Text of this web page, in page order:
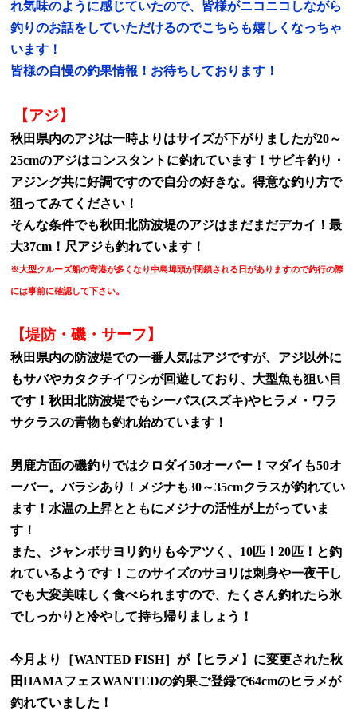
れ気味のように感じていたので、皆様がニコニコしながら
釣りのお話をしていただけるのでこちらも嬉しくなっちゃ
います！
皆様の自慢の釣果情報！お待ちしております！
【アジ】
秋田県内のアジは一時よりはサイズが下がりましたが20～
25cmのアジはコンスタントに釣れています！サビキ釣り・
アジング共に好調ですので自分の好きな。得意な釣り方で
狙ってみてください！
そんな条件でも秋田北防波堤のアジはまだまだデカイ！最
大37cm！尺アジも釣れています！
※大型クルーズ船の寄港が多くなり中島埠頭が閉鎖される日がありますので釣行の際
には事前に確認して下さい。
【堤防・磯・サーフ】
秋田県内の防波堤での一番人気はアジですが、アジ以外に
もサバやカタクチイワシが回遊しており、大型魚も狙い目
です！秋田北防波堤でもシーバス(スズキ)やヒラメ・ワラ
サクラスの青物も釣れ始めています！
男鹿方面の磯釣りではクロダイ50オーバー！マダイも50オ
ーバー。バラシあり！メジナも30～35cmクラスが釣れてい
ます！水温の上昇とともにメジナの活性が上がっていま
す！
また、ジャンボサヨリ釣りも今アツく、10匹！20匹！と釣
れているようです！このサイズのサヨリは刺身や一夜干し
でも大変美味しく食べられますので、たくさん釣れたら氷
でしっかりと冷やして持ち帰りましょう！
今月より［WANTED FISH］が【ヒラメ】に変更された秋
田HAMAフェスWANTEDの釣果ご登録で64cmのヒラメが
釣れていました！